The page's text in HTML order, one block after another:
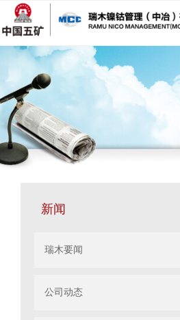
过
新闻
瑞木要闻
公司动态